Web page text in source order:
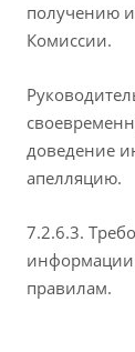
получению
Комиссии.
доведение
апелляцию.
7.2.6.3.
информации
правилам.